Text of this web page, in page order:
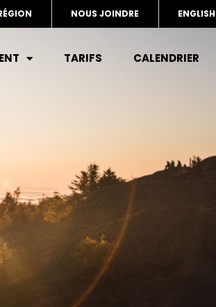
NOUS JOINDRE ENGLISH
TARIFS CALENDRIER